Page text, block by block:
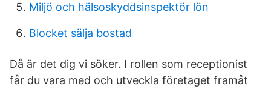
Miljö och hälsoskyddsinspektör lön
Blocket sälja bostad
Då är det dig vi söker. I rollen som receptionist
får du vara med och utveckla företaget framåt